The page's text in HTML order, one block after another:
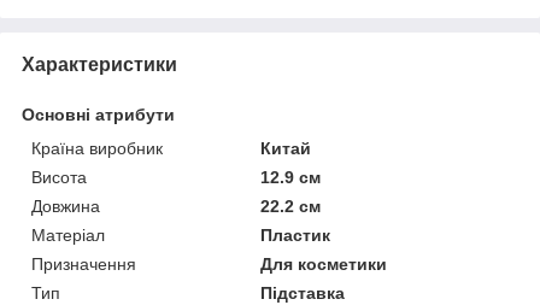
Характеристики
Основні атрибути
Країна виробник
Китай
Висота
12.9 см
Довжина
22.2 см
Матеріал
Пластик
Призначення
Для косметики
Тип
Підставка